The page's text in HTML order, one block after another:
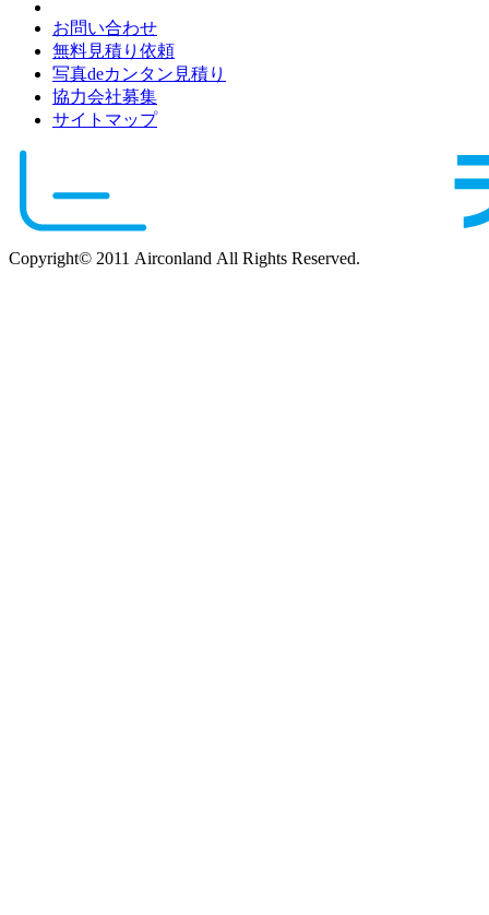
お問い合わせ
無料見積り依頼
写真deカンタン見積り
協力会社募集
サイトマップ
Copyright© 2011 Airconland All Rights Reserved.